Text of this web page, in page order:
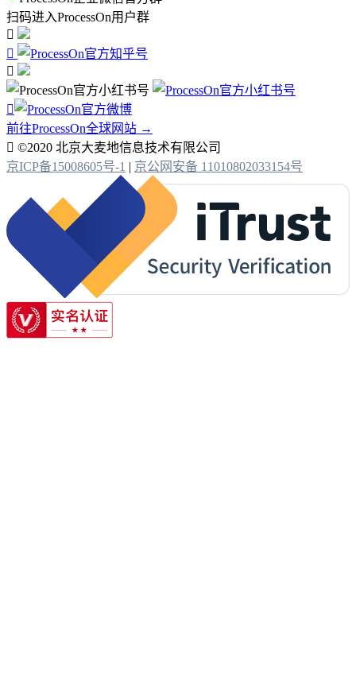
扫码进入ProcessOn用户群




前往ProcessOn全球网站 →
 ©2020 北京大麦地信息技术有限公司
京ICP备15008605号-1 | 京公网安备 11010802033154号